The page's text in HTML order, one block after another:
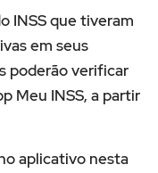
INSS que tiveram
em seus
poderão verificar
Meu INSS, a partir
aplicativo nesta